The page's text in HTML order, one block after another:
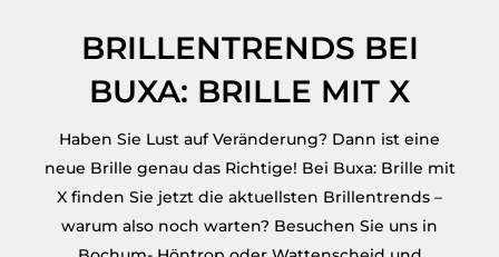
BRILLENTRENDS BEI
BUXA: BRILLE MIT X
Haben Sie Lust auf Veränderung? Dann ist eine
neue Brille genau das Richtige! Bei Buxa: Brille mit
X finden Sie jetzt die aktuellsten Brillentrends –
warum also noch warten? Besuchen Sie uns in